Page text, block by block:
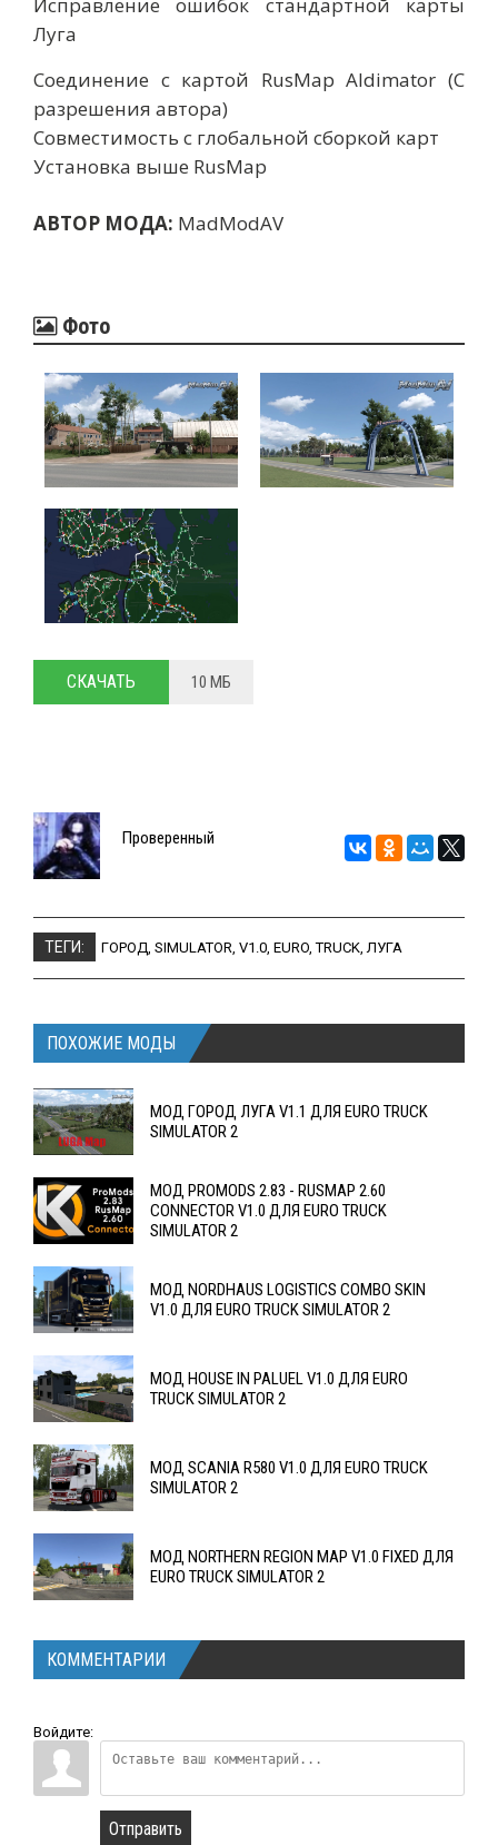
Исправление ошибок стандартной карты
Луга
Соединение с картой RusMap Aldimator (С
разрешения автора)
Совместимость с глобальной сборкой карт
Установка выше RusMap
АВТОР МОДА: MadModAV
Фото
СКАЧАТЬ 10 МБ
Проверенный
ТЕГИ: ГОРОД, SIMULATOR, V1.0, EURO,TRUCK,ЛУГА
ПОХОЖИЕ МОДЫ
МОД ГОРОД ЛУГА V1.1 ДЛЯ EURO TRUCK
SIMULATOR 2
МОД PROMODS 2.83 - RUSMAP 2.60
CONNECTOR V1.0 ДЛЯ EURO TRUCK
SIMULATOR 2
МОД NORDHAUS LOGISTICS COMBO SKIN
V1.0 ДЛЯ EURO TRUCK SIMULATOR 2
МОД HOUSE IN PALUEL V1.0 ДЛЯ EURO
TRUCK SIMULATOR 2
МОД SCANIA R580 V1.0 ДЛЯ EURO TRUCK
SIMULATOR 2
МОД NORTHERN REGION MAP V1.0 FIXED ДЛЯ
EURO TRUCK SIMULATOR 2
КОММЕНТАРИИ
Войдите:
Отправить